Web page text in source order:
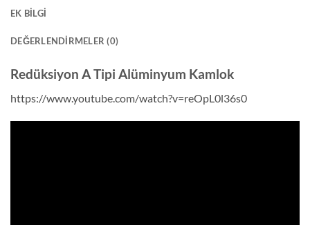
EK BILGI
DEĞERLENDIRMELER (0)
Redüksiyon A Tipi Alüminyum Kamlok
https://www.youtube.com/watch?v=reOpL0l36s0